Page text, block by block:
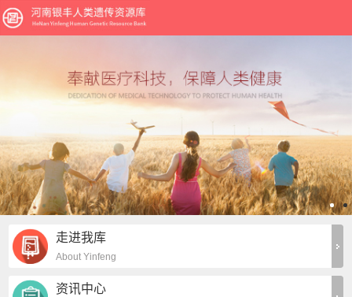
走进我库
About Yinfeng
资讯中心